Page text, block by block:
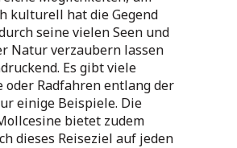
kulturell hat die Gegend
seine vielen Seen und
Natur verzaubern lassen
Es gibt viele
Radfahren entlang der
einige Beispiele. Die
bietet zudem
dieses Reiseziel auf jeden